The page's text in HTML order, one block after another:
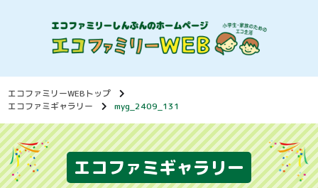
エコファミリーWEBトップ
エコファミギャラリー
myg_2409_131
エコファミギャラリー